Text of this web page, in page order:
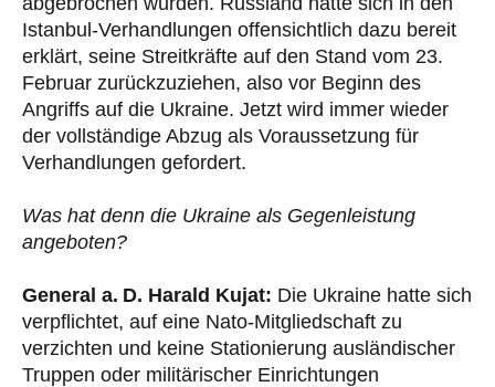
Istanbul-Verhandlungen offensichtlich dazu bereit
erklärt, seine Streitkräfte auf den Stand vom 23.
Februar zurückzuziehen, also vor Beginn des
Angriffs auf die Ukraine. Jetzt wird immer wieder
der vollständige Abzug als Voraussetzung für
Verhandlungen gefordert.
Was hat denn die Ukraine als Gegenleistung
angeboten?
General a. D. Harald Kujat: Die Ukraine hatte sich
verpflichtet, auf eine Nato-Mitgliedschaft zu
verzichten und keine Stationierung ausländischer
Truppen oder militärischer Einrichtungen